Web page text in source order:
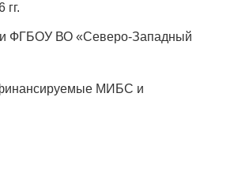
ФГБОУ ВО «Северо-Западный
финансируемые МИБС и